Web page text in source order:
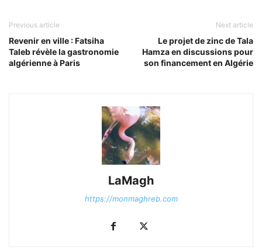
Previous article
Revenir en ville : Fatsiha
Taleb révèle la gastronomie
algérienne à Paris
Next article
Le projet de zinc de Tala
Hamza en discussions pour
son financement en Algérie
LaMagh
https://monmaghreb.com